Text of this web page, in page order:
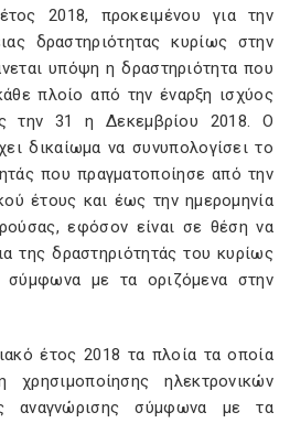
2018, προκειμένου για την
δραστηριότητας κυρίως στην
υπόψη η δραστηριότητα που
πλοίο από την έναρξη ισχύος
την 31 η Δεκεμβρίου 2018. Ο
δικαίωμα να συνυπολογίσει το
που πραγματοποίησε από την
έτους και έως την ημερομηνία
εφόσον είναι σε θέση να
της δραστηριότητάς του κυρίως
σύμφωνα με τα οριζόμενα στην
έτος 2018 τα πλοία τα οποία
ηλεκτρονικών
αναγνώρισης σύμφωνα με τα